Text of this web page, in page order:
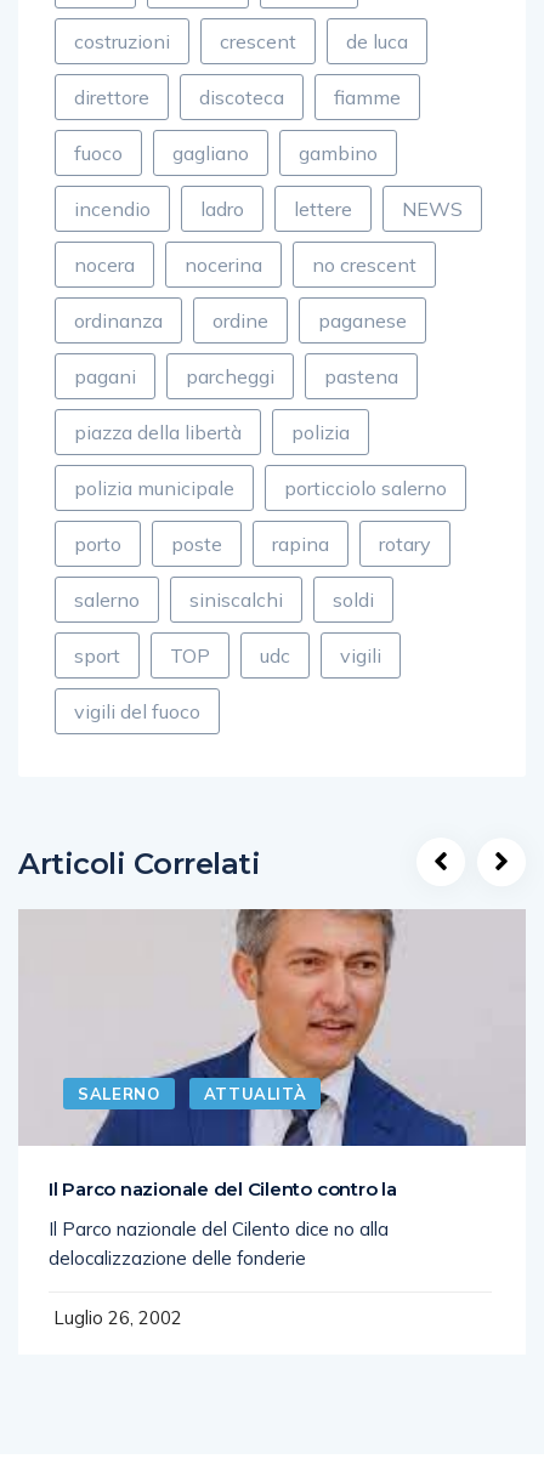
costruzioni crescent de luca
direttore discoteca fiamme
fuoco gagliano gambino
incendio ladro lettere NEWS
nocera nocerina no crescent
ordinanza ordine paganese
pagani parcheggi pastena
piazza della libertà polizia
polizia municipale porticciolo salerno
porto poste rapina rotary
salerno siniscalchi soldi
sport TOP udc vigili
vigili del fuoco
Articoli Correlati
SALERNO ATTUALITÀ
Il Parco nazionale del Cilento contro la
Il Parco nazionale del Cilento dice no alla
delocalizzazione delle fonderie
Luglio 26, 2002